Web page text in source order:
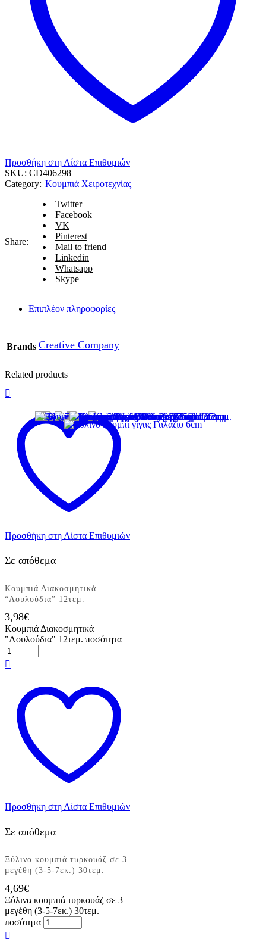
Προσθήκη στη Λίστα Επιθυμιών
SKU: CD406298
Category: Κουμπιά Χειροτεχνίας
Share:
Twitter
Facebook
VK
Pinterest
Mail to friend
Linkedin
Whatsapp
Skype
Επιπλέον πληροφορίες
Brands Creative Company
Related products
Προσθήκη στη Λίστα Επιθυμιών
Σε απόθεμα
Κουμπιά Διακοσμητικά
“Λουλούδια” 12τεμ.
3,98€
Κουμπιά Διακοσμητικά
"Λουλούδια" 12τεμ. ποσότητα
Προσθήκη στη Λίστα Επιθυμιών
Σε απόθεμα
Ξύλινα κουμπιά τυρκουάζ σε 3
μεγέθη (3-5-7εκ.) 30τεμ.
4,69€
Ξύλινα κουμπιά τυρκουάζ σε 3
μεγέθη (3-5-7εκ.) 30τεμ.
ποσότητα